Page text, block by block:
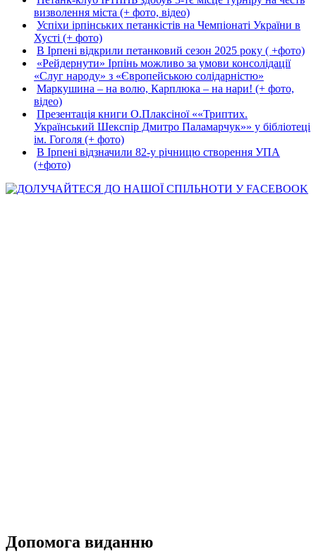
визволення міста (+ фото, відео)
Успіхи ірпінських петанкістів на Чемпіонаті України в
Хусті (+ фото)
В Ірпені відкрили петанковий сезон 2025 року ( +фото)
«Рейдернути» Ірпінь можливо за умови консолідації
«Слуг народу» з «Європейською солідарністю»
Маркушина – на волю, Карплюка – на нари! (+ фото,
відео)
Презентація книги О.Плаксіної ««Триптих.
Український Шекспір Дмитро Паламарчук»» у бібліотеці
ім. Гоголя (+ фото)
В Ірпені відзначили 82-у річницю створення УПА
(+фото)
Допомога виданню